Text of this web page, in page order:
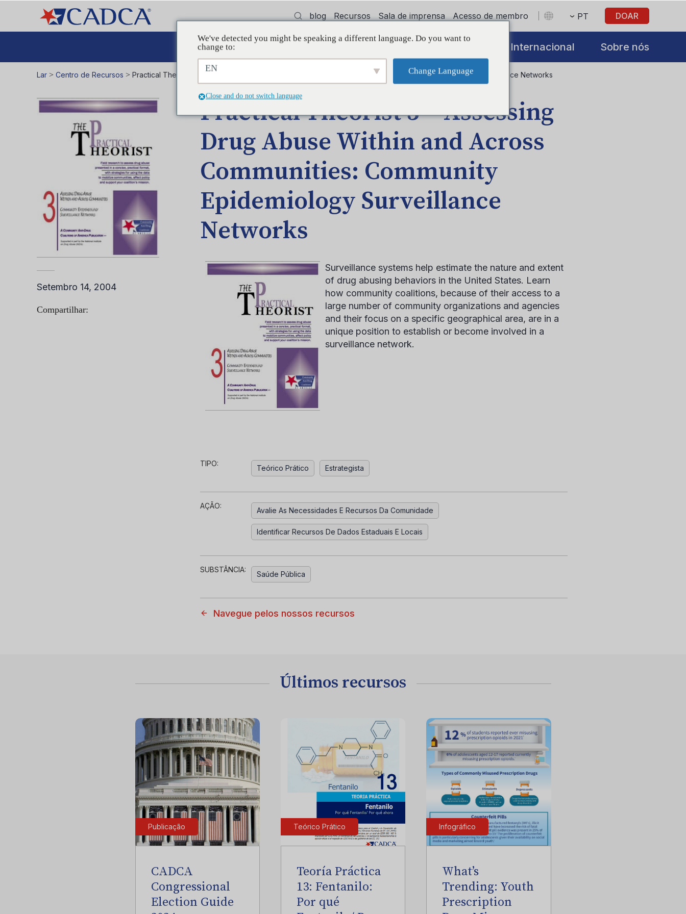
blog Recursos Sala de imprensa Acesso de membro PT DOAR
Advocacia Treinamento Apoiar Internacional Sobre nós
Lar > Centro de Recursos > Practical Theorist 3 – Assessing Drug Abuse Within and Across Communities: Community Epidemiology Surveillance Networks
Setembro 14, 2004
Compartilhar:
Practical Theorist 3 – Assessing
Drug Abuse Within and Across
Communities: Community
Epidemiology Surveillance
Networks
Surveillance systems help estimate the nature and extent
of drug abusing behaviors in the United States. Learn
how community coalitions, because of their access to a
large number of community organizations and agencies
and their focus on a specific geographical area, are in a
unique position to establish or become involved in a
surveillance network.
TIPO:
Teórico Prático Estrategista
AÇÃO:
Avalie As Necessidades E Recursos Da Comunidade
Identificar Recursos De Dados Estaduais E Locais
SUBSTÂNCIA:
Saúde Pública
Navegue pelos nossos recursos
Últimos recursos
Publicação
CADCA
Congressional
Election Guide
Teórico Prático
Teoría Práctica
13: Fentanilo:
Por qué
Infográfico
What’s
Trending: Youth
Prescription
We've detected you might be speaking a different language. Do you want to
change to:
EN Change Language
Close and do not switch language